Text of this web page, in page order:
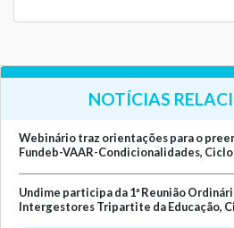
NOTÍCIAS
Webinário traz orientações para o
Fundeb-VAAR-Condicionalidades, Ciclo
Undime participa da 1ª Reunião
Intergestores Tripartite da Educação,